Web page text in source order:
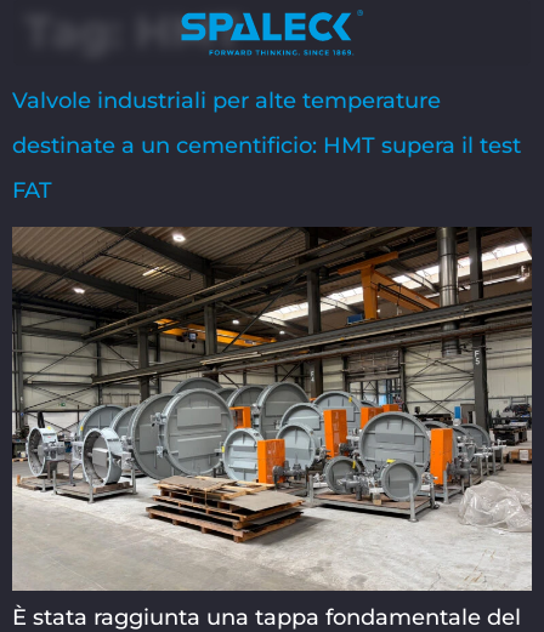
Tag: HMT
Valvole industriali per alte temperature
destinate a un cementificio: HMT supera il test
FAT
È stata raggiunta una tappa fondamentale del